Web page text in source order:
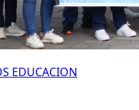
EDUCACION